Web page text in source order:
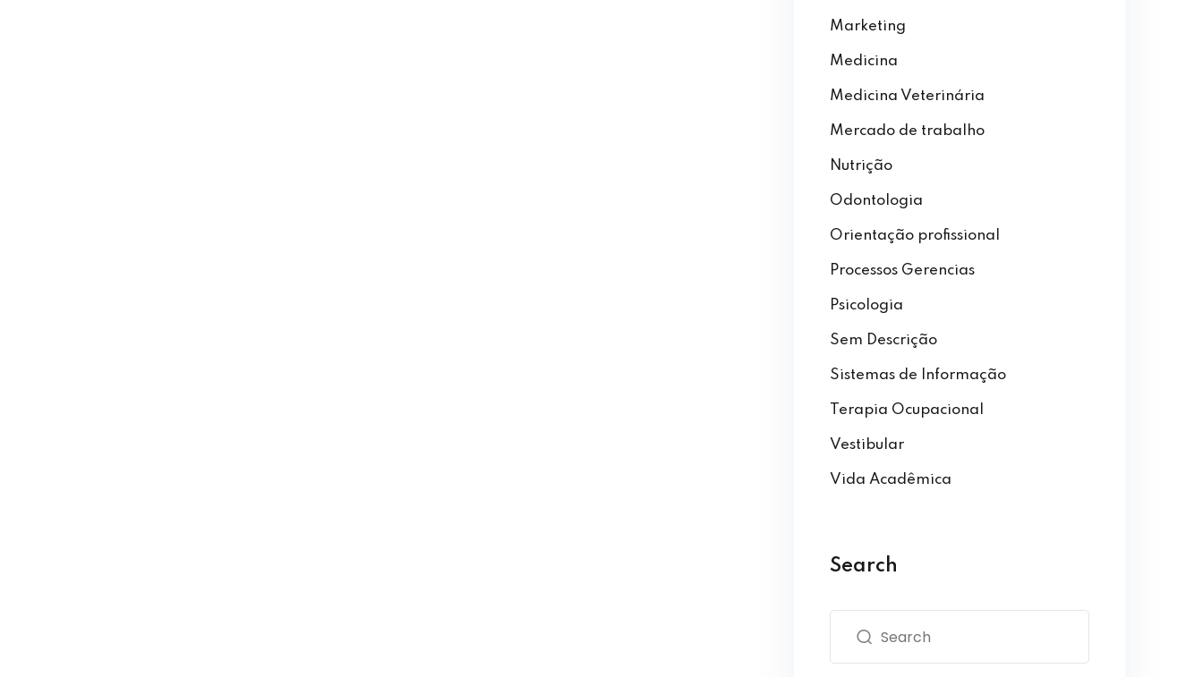
Marketing
Medicina
Medicina Veterinária
Mercado de trabalho
Nutrição
Odontologia
Orientação profissional
Processos Gerencias
Psicologia
Sem Descrição
Sistemas de Informação
Terapia Ocupacional
Vestibular
Vida Acadêmica
Search